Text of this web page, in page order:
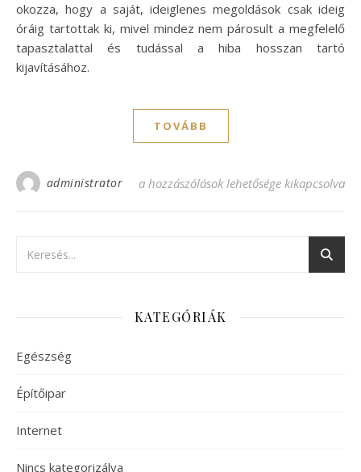
okozza, hogy a saját, ideiglenes megoldások csak ideig
óráig tartottak ki, mivel mindez nem párosult a megfelelő
tapasztalattal és tudással a hiba hosszan tartó
kijavításához.
TOVÁBB
administrator Palatető felújítás ár: Hívjon minket!
a hozzászólások lehetősége kikapcsolva
KATEGÓRIÁK
Egészség
Építőipar
Internet
Nincs kategorizálva